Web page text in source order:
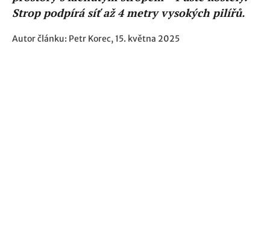
Strop podpírá síť až 4 metry vysokých pilířů.
Autor článku: Petr Korec, 15. května 2025